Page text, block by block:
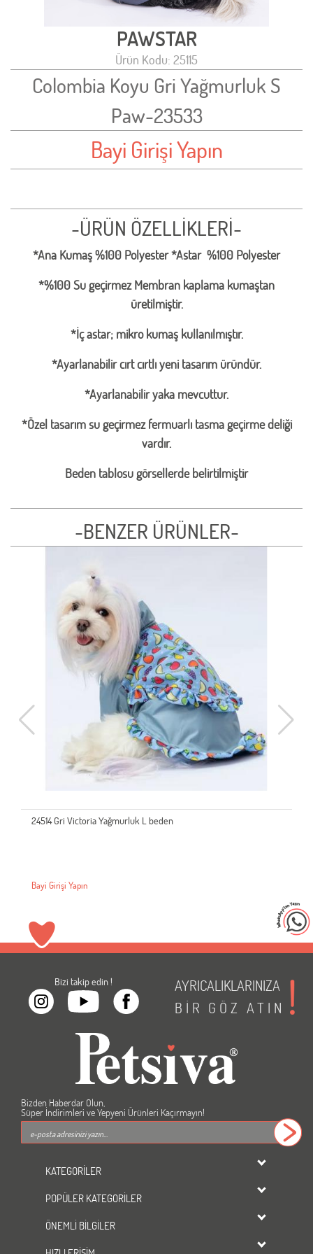
PAWSTAR
Ürün Kodu: 25115
Colombia Koyu Gri Yağmurluk S
Paw-23533
Bayi Girişi Yapın
-ÜRÜN ÖZELLİKLERİ-
*Ana Kumaş %100 Polyester *Astar %100 Polyester
*%100 Su geçirmez Membran kaplama kumaştan
üretilmiştir.
*İç astar; mikro kumaş kullanılmıştır.
*Ayarlanabilir cırt cırtlı yeni tasarım üründür.
*Ayarlanabilir yaka mevcuttur.
*Özel tasarım su geçirmez fermuarlı tasma geçirme deliği
vardır.
Beden tablosu görsellerde belirtilmiştir
-BENZER ÜRÜNLER-
24514 Gri Victoria Yağmurluk L beden
Bayi Girişi Yapın
Bizi takip edin !
AYRICALIKLARINIZA
BİR GÖZ ATIN
Bizden Haberdar Olun,
Süper İndirimleri ve Yepyeni Ürünleri Kaçırmayın!
KATEGORİLER
dondurulmuş ürünler
KÖPEK
POPÜLER KATEGORİLER
Kedi Maması
Kedi Kumu
ÖNEMLİ BİLGİLER
Üyelik Sözleşmesi